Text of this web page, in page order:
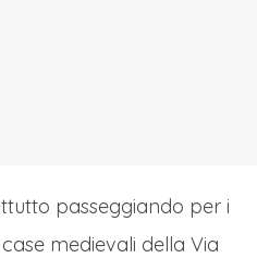
artigianali locali.
percorso magico tra gli
alle specialità
natalizie in legno ai
di eventi che
artigianali. La
passeggiando per i
medievali della Via